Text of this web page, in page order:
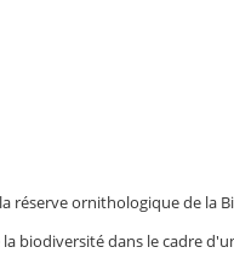
réserve ornithologique de la
biodiversité dans le cadre